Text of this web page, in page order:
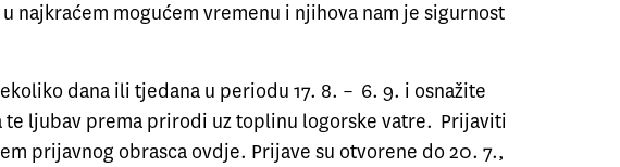
najkraćem mogućem vremenu i njihova nam je sigurnost
dana ili tjedana u periodu 17. 8. – 6. 9. i osnažite
te ljubav prema prirodi uz toplinu logorske vatre. Prijaviti
prijavnog obrasca ovdje. Prijave su otvorene do 20. 7.,